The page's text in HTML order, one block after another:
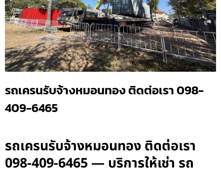
รถเครนรับจ้างหมอนทอง ติดต่อเรา 098-
409-6465
รถเครนรับจ้างหมอนทอง ติดต่อเรา
098-409-6465 — บริการให้เช่า รถ